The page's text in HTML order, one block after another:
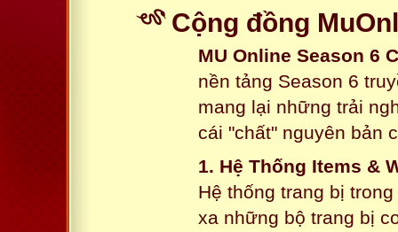
Cộng đồng
MU Online Season 6
nền tảng Season 6
mang lại những trải
cái "chất" nguyên bản
1. Hệ Thống Items &
Hệ thống trang bị
xa những bộ trang bị